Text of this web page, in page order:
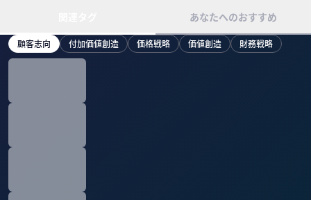
あなたへのおすすめ
顧客志向 付加価値創造 価格戦略 価値創造 財務戦略